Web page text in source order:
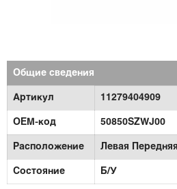
Общие сведения
Артикул 11279404909
OEM-код 50850SZWJ00
Расположение Левая Передняя
Состояние Б/У